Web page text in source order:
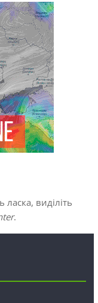
виділіть
.